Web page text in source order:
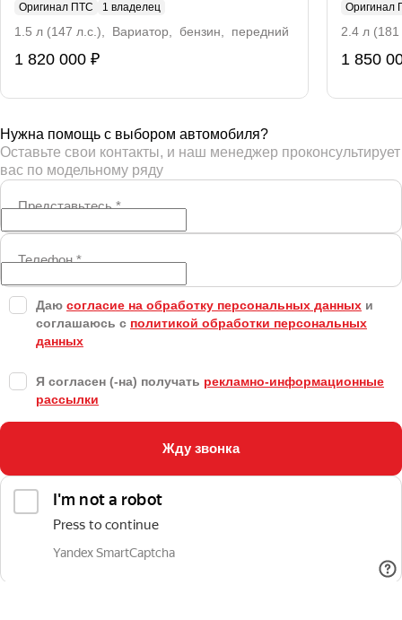
Оригинал ПТС 1 владелец
1.5 л (147 л.с.), Вариатор, бензин, передний
1 820 000 ₽
Оригинал
2.4 л
1 850
Нужна помощь с выбором автомобиля?
Оставьте свои контакты, и наш менеджер проконсультирует
вас по модельному ряду
Представьтесь*
Телефон*
Даю согласие на обработку персональных данных и
соглашаюсь с политикой обработки персональных
данных
Я согласен (-на) получать рекламно-информационные
рассылки
Жду звонка